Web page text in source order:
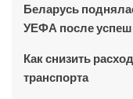
Беларусь
УЕФА после
Как снизить
транспорта